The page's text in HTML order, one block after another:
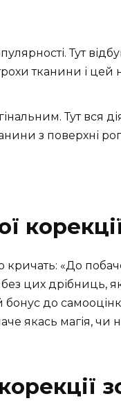
Тут
тканини і цей
Тут вся
з поверхні
кричать: «До
цих дрібниць,
до
якась магія, чи